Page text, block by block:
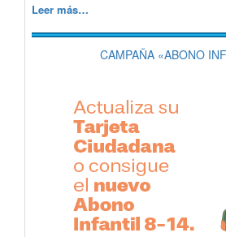
Leer más…
CAMPAÑA «ABONO